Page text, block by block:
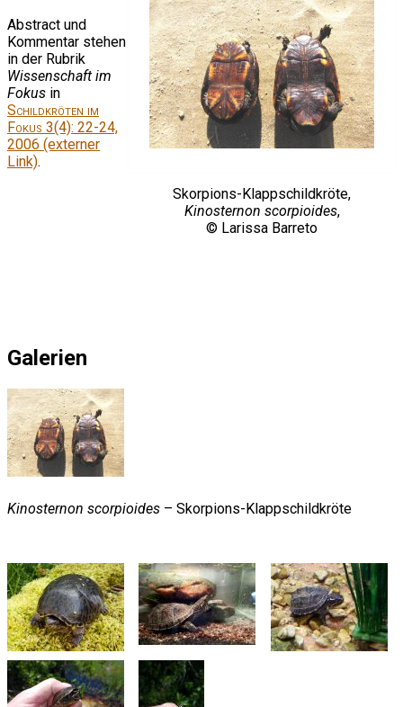
Skorpions-Klappschildkröte,
Kinosternon scorpioides,
© Larissa Barreto
Abstract und
Kommentar stehen
in der Rubrik
Wissenschaft im
Fokus in
Schildkröten im
Fokus 3(4): 22-24,
2006 (externer
Link).
Galerien
Kinosternon scorpioides – Skorpions-Klappschildkröte